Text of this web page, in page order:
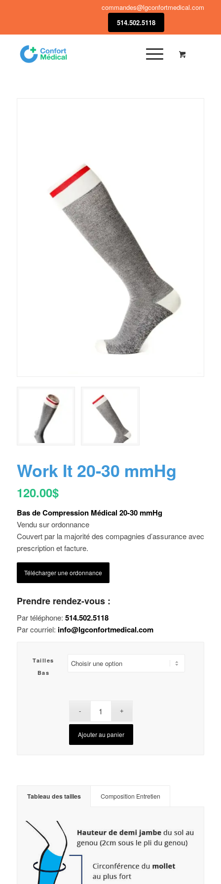
commandes@lgconfortmedical.com
514.502.5118
Work It 20-30 mmHg
120.00$
Bas de Compression Médical 20-30 mmHg
Vendu sur ordonnance
Couvert par la majorité des compagnies d’assurance avec
prescription et facture.
Télécharger une ordonnance
Prendre rendez-vous :
Par téléphone: 514.502.5118
Par courriel: info@lgconfortmedical.com
Tailles
Bas
Ajouter au panier
Tableau des tailles Composition Entretien